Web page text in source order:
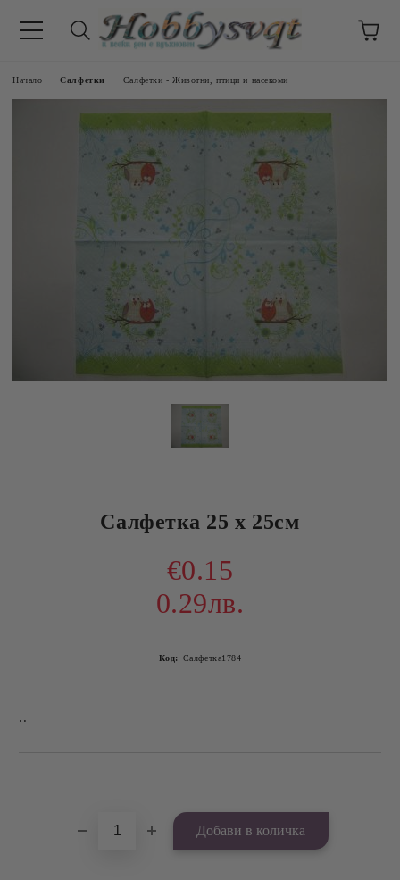
Начало Салфетки Салфетки - Животни, птици и насекоми
Салфетка 25 х 25см
€0.15
0.29лв.
Код: Салфетка1784
..